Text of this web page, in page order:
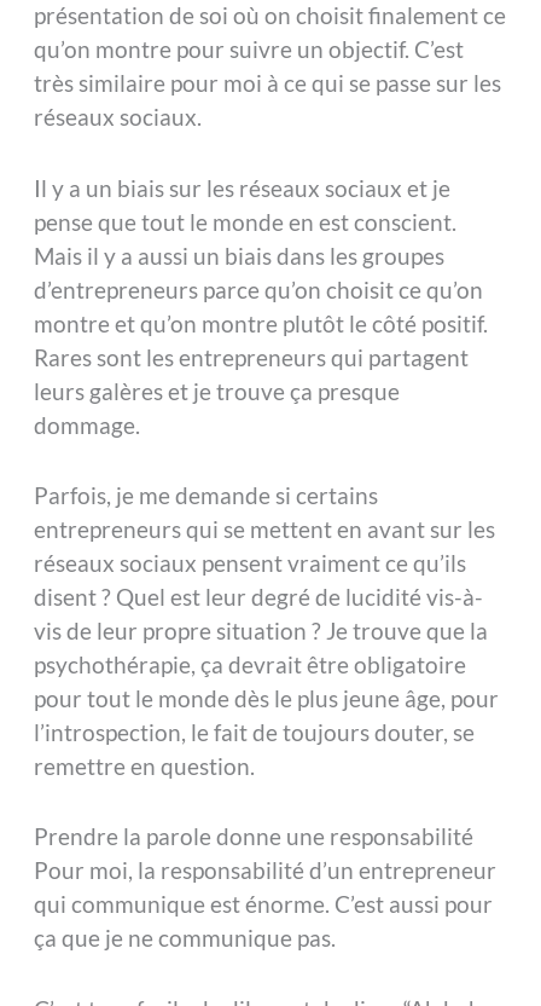
présentation de soi où on choisit finalement ce
qu’on montre pour suivre un objectif. C’est
très similaire pour moi à ce qui se passe sur les
réseaux sociaux.
Il y a un biais sur les réseaux sociaux et je
pense que tout le monde en est conscient.
Mais il y a aussi un biais dans les groupes
d’entrepreneurs parce qu’on choisit ce qu’on
montre et qu’on montre plutôt le côté positif.
Rares sont les entrepreneurs qui partagent
leurs galères et je trouve ça presque
dommage.
Parfois, je me demande si certains
entrepreneurs qui se mettent en avant sur les
réseaux sociaux pensent vraiment ce qu’ils
disent ? Quel est leur degré de lucidité vis-à-
vis de leur propre situation ? Je trouve que la
psychothérapie, ça devrait être obligatoire
pour tout le monde dès le plus jeune âge, pour
l’introspection, le fait de toujours douter, se
remettre en question.
Prendre la parole donne une responsabilité
Pour moi, la responsabilité d’un entrepreneur
qui communique est énorme. C’est aussi pour
ça que je ne communique pas.